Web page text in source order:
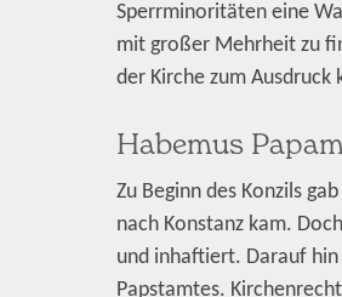
Sperrminoritäten eine
mit großer Mehrheit zu
der Kirche zum Ausdruck
Habemus
Zu Beginn des Konzils
nach Konstanz kam.
und inhaftiert. Darauf hin
Papstamtes.